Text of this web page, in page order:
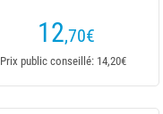
12,70€
Prix public conseillé: 14,20€